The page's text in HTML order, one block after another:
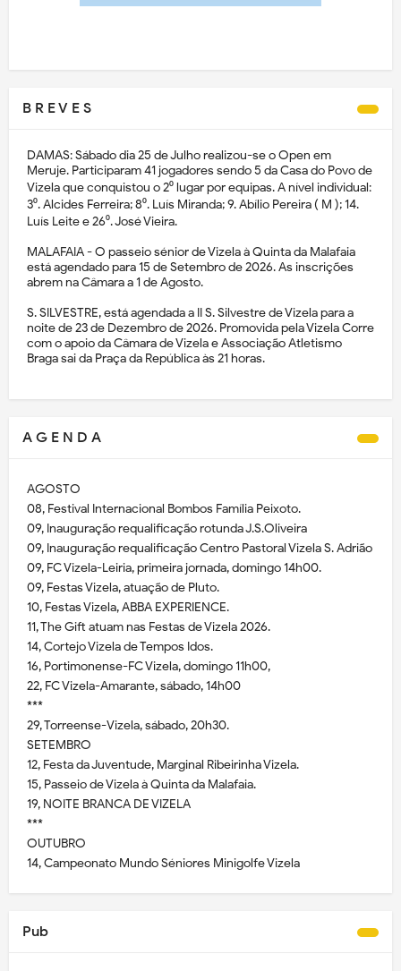
B R E V E S
DAMAS: Sábado dia 25 de Julho realizou-se o Open em
Meruje. Participaram 41 jogadores sendo 5 da Casa do Povo de
Vizela que conquistou o 2⁰ lugar por equipas. A nível individual:
3⁰. Alcides Ferreira; 8⁰. Luís Miranda; 9. Abílio Pereira ( M ); 14.
Luís Leite e 26⁰. José Vieira.
MALAFAIA - O passeio sénior de Vizela à Quinta da Malafaia
está agendado para 15 de Setembro de 2026. As inscrições
abrem na Câmara a 1 de Agosto.
S. SILVESTRE, está agendada a II S. Silvestre de Vizela para a
noite de 23 de Dezembro de 2026. Promovida pela Vizela Corre
com o apoio da Câmara de Vizela e Associação Atletismo
Braga sai da Praça da República às 21 horas.
A G E N D A
AGOSTO
08, Festival Internacional Bombos Família Peixoto.
09, Inauguração requalificação rotunda J.S.Oliveira
09, Inauguração requalificação Centro Pastoral Vizela S. Adrião
09, FC Vizela-Leiria, primeira jornada, domingo 14h00.
09, Festas Vizela, atuação de Pluto.
10, Festas Vizela, ABBA EXPERIENCE.
11, The Gift atuam nas Festas de Vizela 2026.
14, Cortejo Vizela de Tempos Idos.
16, Portimonense-FC Vizela, domingo 11h00,
22, FC Vizela-Amarante, sábado, 14h00
***
29, Torreense-Vizela, sábado, 20h30.
SETEMBRO
12, Festa da Juventude, Marginal Ribeirinha Vizela.
15, Passeio de Vizela à Quinta da Malafaia.
19, NOITE BRANCA DE VIZELA
***
OUTUBRO
14, Campeonato Mundo Séniores Minigolfe Vizela
Pub